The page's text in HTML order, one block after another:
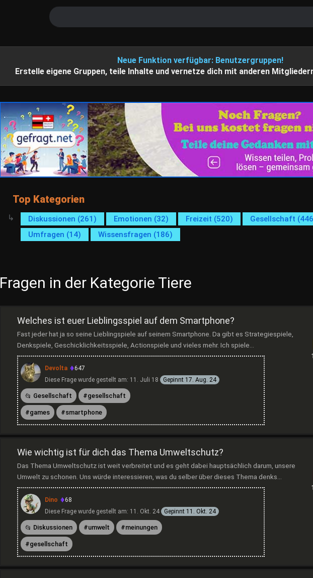
Neue Funktion verfügbar: Benutzergruppen!
Erstelle eigene Gruppen, teile Inhalte und vernetze dich mit anderen
Top Kategorien
Diskussionen (261) Emotionen (32) Freizeit (520) Gesellschaft
Umfragen (14)
Wissensfragen (186)
Fragen in der Kategorie Tiere
Welches ist euer Lieblingsspiel auf dem Smartphone?
Fast jeder hat ja so seine Lieblingspiele auf seinem Smartphone. Da gibt es Strategiespiele,
Denkspiele, Geschicklichkeitsspiele, Actionspiele und vieles mehr. Ich spiele...
Devolta
647
Diese Frage wurde gestellt am: 11. Juli 18 Gepinnt 17. Aug. 24
Gesellschaft gesellschaft
games smartphone
Wie wichtig ist für dich das Thema Umweltschutz?
Das Thema Umweltschutz ist weit verbreitet und es geht dabei hauptsächlich darum, unsere
Umwelt zu schonen. Uns würde interessieren, was du selber über dieses Thema denks...
Dino
68
Diese Frage wurde gestellt am: 11. Okt. 24 Gepinnt 11. Okt. 24
Diskussionen umwelt meinungen
gesellschaft